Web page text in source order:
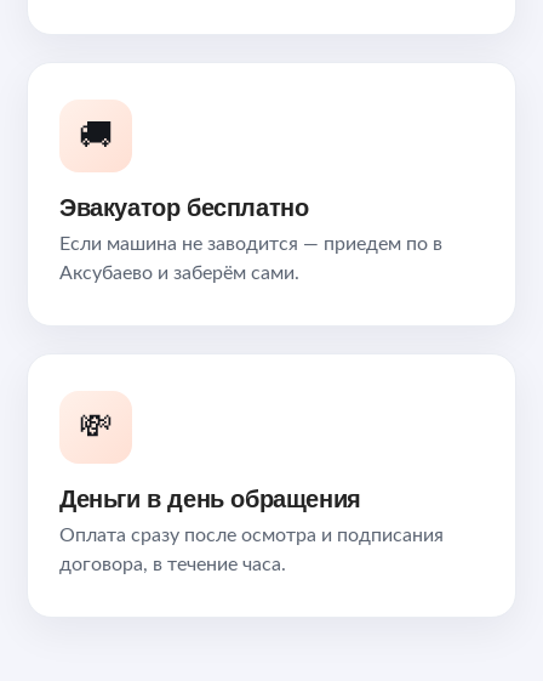
🚚
Эвакуатор бесплатно
Если машина не заводится — приедем по в
Аксубаево и заберём сами.
💸
Деньги в день обращения
Оплата сразу после осмотра и подписания
договора, в течение часа.